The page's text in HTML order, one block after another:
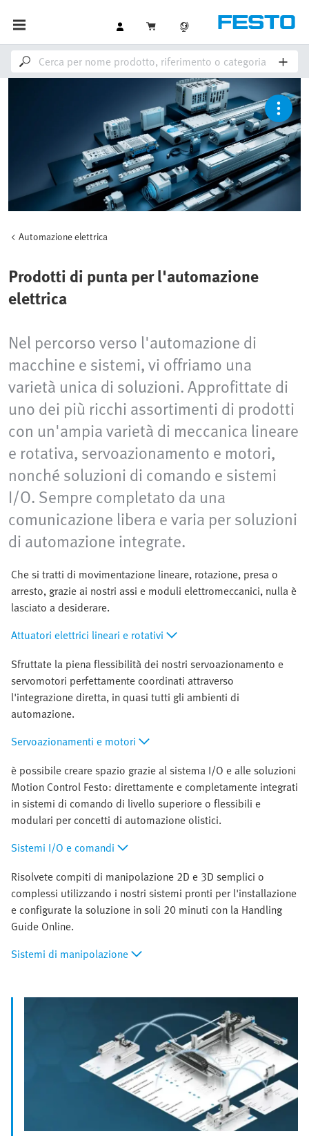
Automazione elettrica
Prodotti di punta per l'automazione
elettrica
Nel percorso verso l'automazione di
macchine e sistemi, vi offriamo una
varietà unica di soluzioni. Approfittate di
uno dei più ricchi assortimenti di prodotti
con un'ampia varietà di meccanica lineare
e rotativa, servoazionamento e motori,
nonché soluzioni di comando e sistemi
I/O. Sempre completato da una
comunicazione libera e varia per soluzioni
di automazione integrate.
Che si tratti di movimentazione lineare, rotazione, presa o
arresto, grazie ai nostri assi e moduli elettromeccanici, nulla è
lasciato a desiderare.
Attuatori elettrici lineari e rotativi
Sfruttate la piena flessibilità dei nostri servoazionamento e
servomotori perfettamente coordinati attraverso
l'integrazione diretta, in quasi tutti gli ambienti di
automazione.
Servoazionamenti e motori
è possibile creare spazio grazie al sistema I/O e alle soluzioni
Motion Control Festo: direttamente e completamente integrati
in sistemi di comando di livello superiore o flessibili e
modulari per concetti di automazione olistici.
Sistemi I/O e comandi
Risolvete compiti di manipolazione 2D e 3D semplici o
complessi utilizzando i nostri sistemi pronti per l'installazione
e configurate la soluzione in soli 20 minuti con la Handling
Guide Online.
Sistemi di manipolazione